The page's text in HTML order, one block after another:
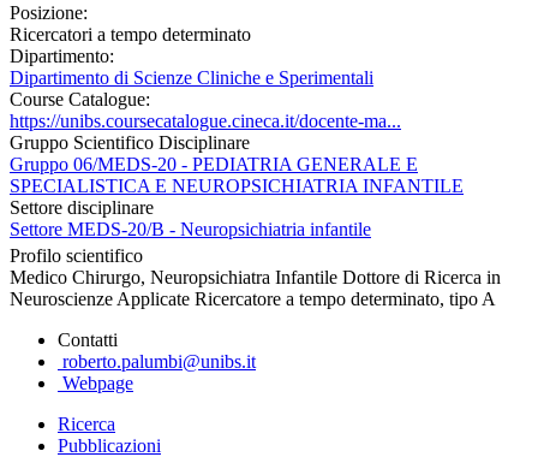
Posizione:
Ricercatori a tempo determinato
Dipartimento:
Dipartimento di Scienze Cliniche e Sperimentali
Course Catalogue:
https://unibs.coursecatalogue.cineca.it/docente-ma...
Gruppo Scientifico Disciplinare
Gruppo 06/MEDS-20 - PEDIATRIA GENERALE E
SPECIALISTICA E NEUROPSICHIATRIA INFANTILE
Settore disciplinare
Settore MEDS-20/B - Neuropsichiatria infantile
Profilo scientifico
Medico Chirurgo, Neuropsichiatra Infantile Dottore di Ricerca in
Neuroscienze Applicate Ricercatore a tempo determinato, tipo A
Contatti
roberto.palumbi@unibs.it
Webpage
Ricerca
Pubblicazioni